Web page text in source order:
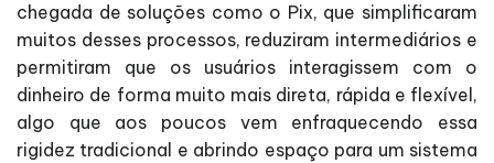
chegada de soluções como o Pix, que simplificaram
muitos desses processos, reduziram intermediários e
permitiram que os usuários interagissem com o
dinheiro de forma muito mais direta, rápida e flexível,
algo que aos poucos vem enfraquecendo essa
rigidez tradicional e abrindo espaço para um sistema